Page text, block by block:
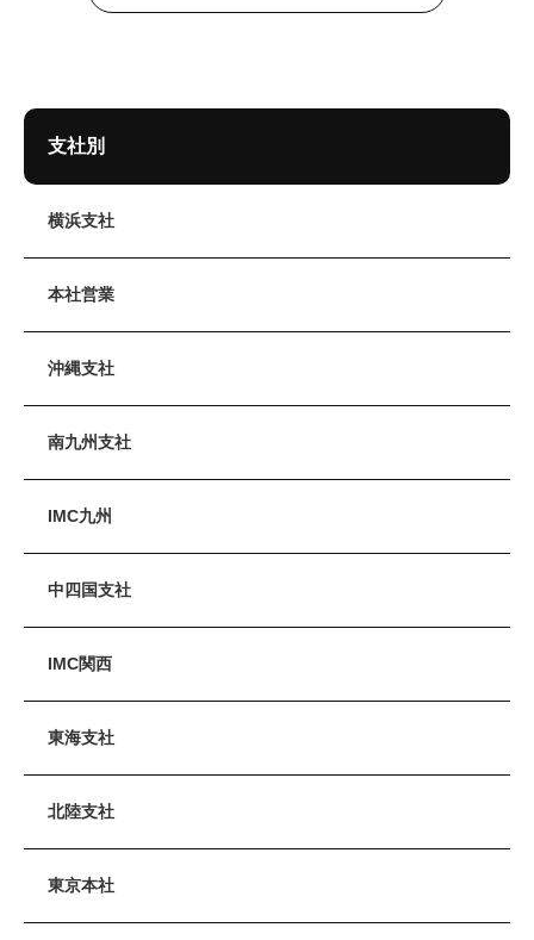
支社別
横浜支社
本社営業
沖縄支社
南九州支社
IMC九州
中四国支社
IMC関西
東海支社
北陸支社
東京本社